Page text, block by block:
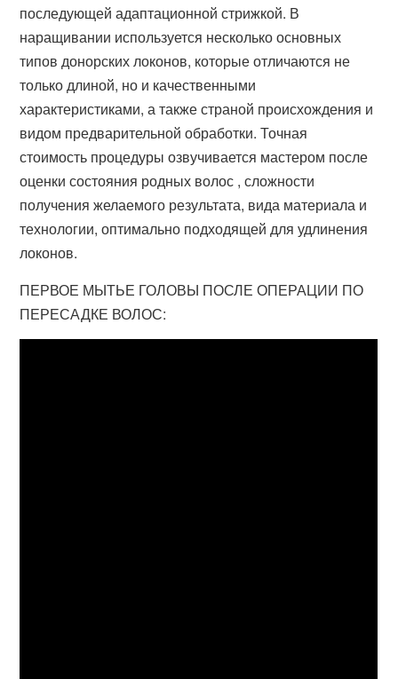
последующей адаптационной стрижкой. В
наращивании используется несколько основных
типов донорских локонов, которые отличаются не
только длиной, но и качественными
характеристиками, а также страной происхождения и
видом предварительной обработки. Точная
стоимость процедуры озвучивается мастером после
оценки состояния родных волос , сложности
получения желаемого результата, вида материала и
технологии, оптимально подходящей для удлинения
локонов.
ПЕРВОЕ МЫТЬЕ ГОЛОВЫ ПОСЛЕ ОПЕРАЦИИ ПО
ПЕРЕСАДКЕ ВОЛОС: